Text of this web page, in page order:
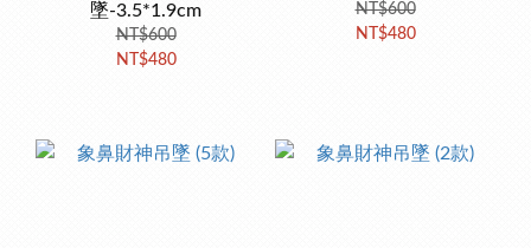
墜-3.5*1.9cm
NT$600
NT$480
NT$600
NT$480